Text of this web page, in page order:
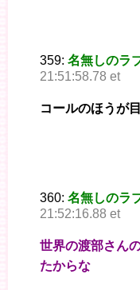
359: 名無しのラ
21:51:58.78 et
コールのほうが
360: 名無しのラ
21:52:16.88 et
世界の渡部さん
たからな